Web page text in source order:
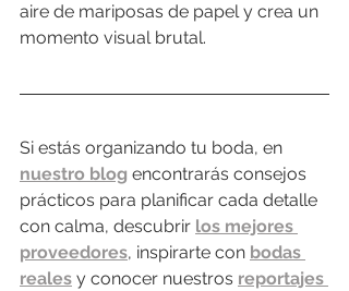
aire de mariposas de papel y crea un
momento visual brutal.
Si estás organizando tu boda, en
nuestro blog encontrarás consejos
prácticos para planificar cada detalle
con calma, descubrir los mejores
proveedores, inspirarte con bodas
reales y conocer nuestros reportajes